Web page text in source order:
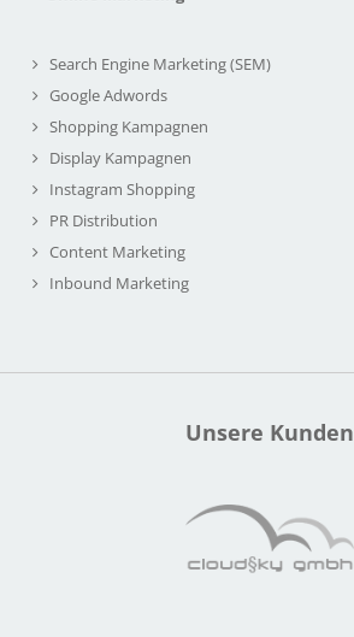
Search Engine Marketing (SEM)
Google Adwords
Shopping Kampagnen
Display Kampagnen
Instagram Shopping
PR Distribution
Content Marketing
Inbound Marketing
Unsere Kunden